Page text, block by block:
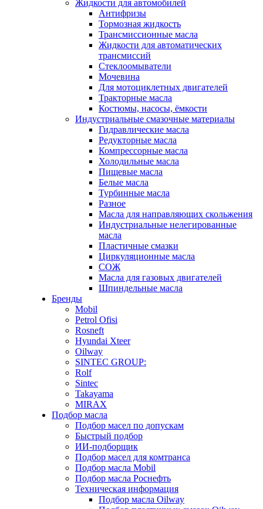
Жидкости для автомобилей
Антифризы
Тормозная жидкость
Трансмиссионные масла
Жидкости для автоматических
трансмиссий
Стеклоомыватели
Мочевина
Для мотоциклетных двигателей
Тракторные масла
Костюмы, насосы, ёмкости
Индустриальные смазочные материалы
Гидравлические масла
Редукторные масла
Компрессорные масла
Холодильные масла
Пищевые масла
Белые масла
Турбинные масла
Разное
Масла для направляющих скольжения
Индустриальные нелегированные
масла
Пластичные смазки
Циркуляционные масла
СОЖ
Масла для газовых двигателей
Шпиндельные масла
Бренды
Mobil
Petrol Ofisi
Rosneft
Hyundai Xteer
Oilway
SINTEC GROUP:
Rolf
Sintec
Takayama
MIRAX
Подбор масла
Подбор масел по допускам
Быстрый подбор
ИИ-подборщик
Подбор масел для комтранса
Подбор масла Mobil
Подбор масла Роснефть
Техническая информация
Подбор масла Oilway